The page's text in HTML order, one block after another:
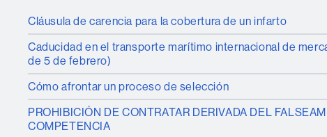
Cláusula de carencia para la cobertura de un infarto
Caducidad en el transporte marítimo internacional de
de 5 de febrero)
Cómo afrontar un proceso de selección
PROHIBICIÓN DE CONTRATAR DERIVADA DEL
COMPETENCIA